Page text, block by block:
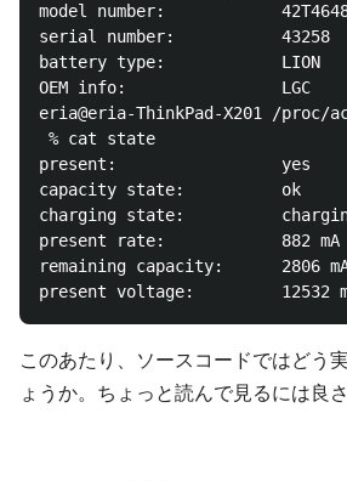
model number:
serial number:           43258
battery type:            LION
OEM info:                LGC
eria@eria-ThinkPad-X201 /proc/
% cat state
present:                 yes
capacity state:          ok
charging state:
present rate:            882 mA
remaining capacity:      2806
このあたり、ソースコードではどう
ょうか。ちょっと読んで見るには良